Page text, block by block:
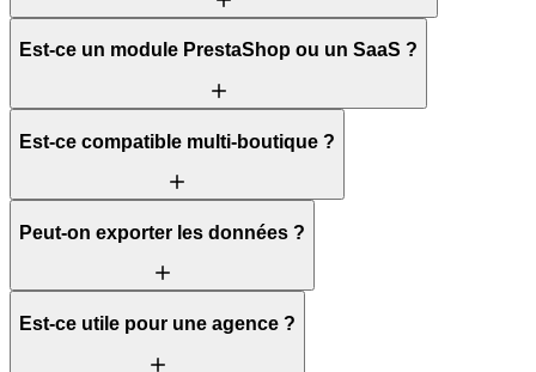
Est-ce un module PrestaShop ou un SaaS ?
Est-ce compatible multi-boutique ?
Peut-on exporter les données ?
Est-ce utile pour une agence ?